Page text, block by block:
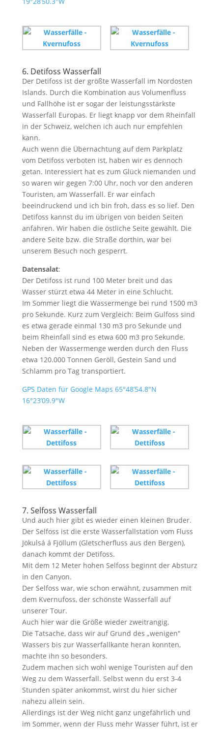
6. Detifoss Wasserfall
Der Detifoss ist der größte Wasserfall im Nordosten
Islands. Durch die Kombination aus Volumenfluss
und Fallhöhe ist er sogar der leistungsstärkste
Wasserfall Europas. Er liegt knapp vor dem Rheinfall
in der Schweiz, welchen ich auch nur empfehlen
kann.
Auch wenn die Übernachtung auf dem Parkplatz
vom Detifoss verboten ist, haben wir es dennoch
getan. Interessiert hat es zum Glück niemanden und
so waren wir gegen 7:00 Uhr, noch vor den anderen
Touristen, am Wasserfall. Er war einfach
beeindruckend und ich bin froh, dass es so lief. Den
Detifoss kannst du im übrigen von beiden Seiten
anfahren. Wir haben die östliche Seite gewählt. Die
andere Seite bzw. die Straße dorthin, war bei
unserem Besuch noch gesperrt.
Datensalat:
Der Detifoss ist rund 100 Meter breit und das
Wasser stürzt etwa 44 Meter in eine Schlucht.
Im Sommer liegt die Wassermenge bei rund 1500 m3
pro Sekunde. Kurz zum Vergleich: Beim Gulfoss sind
es etwa gerade einmal 130 m3 pro Sekunde und
beim Rheinfall sind es etwa 600 m3 pro Sekunde.
Neben der Wassermenge werden durch den Fluss
etwa 120.000 Tonnen Geröll, Gestein Sand und
Schlamm pro Tag transportiert.
GPS Daten für Google Maps 65°48’54.8″N
16°23’09.9″W
7. Selfoss Wasserfall
Und auch hier gibt es wieder einen kleinen Bruder.
Der Selfoss ist die erste Wasserfallstation vom Fluss
Jökulsá á Fjöllum (Gletscherfluss aus den Bergen),
danach kommt der Detifoss.
Mit dem 12 Meter hohen Selfoss beginnt der Absturz
in den Canyon.
Der Selfoss war, wie schon erwähnt, zusammen mit
dem Kvernufoss, der schönste Wasserfall auf
unserer Tour.
Auch hier war die Größe wieder zweitrangig.
Die Tatsache, dass wir auf Grund des „wenigen“
Wassers bis zur Wasserfallkante heran konnten,
machte ihn so besonders.
Zudem machen sich wohl wenige Touristen auf den
Weg zu dem Wasserfall. Selbst wenn du erst 3-4
Stunden später ankommst, wirst du hier sicher
nahezu allein sein.
Allerdings ist der Weg nicht ganz ungefährlich und
im Sommer, wenn der Fluss mehr Wasser führt, ist er